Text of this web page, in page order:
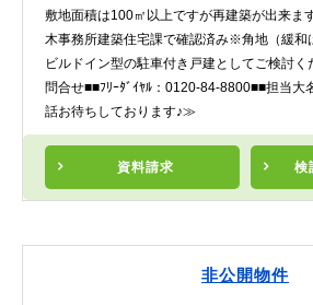
資料請求 検
敷地面積は100㎡以上ですが再建築が出来ま
木事務所建築住宅課で確認済み※角地（緩和
ビルドイン型の駐車付き戸建としてご検討
問合せ■■ﾌﾘｰﾀﾞｲﾔﾙ：0120-84-8800■■担当大
話お待ちしております♪≫
非公開物件